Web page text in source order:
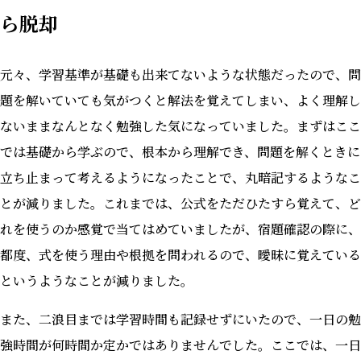
ら脱却
元々、学習基準が基礎も出来てないような状態だったので、問
題を解いていても気がつくと解法を覚えてしまい、よく理解し
ないままなんとなく勉強した気になっていました。まずはここ
では基礎から学ぶので、根本から理解でき、問題を解くときに
立ち止まって考えるようになったことで、丸暗記するようなこ
とが減りました。これまでは、公式をただひたすら覚えて、ど
れを使うのか感覚で当てはめていましたが、宿題確認の際に、
都度、式を使う理由や根拠を問われるので、曖昧に覚えている
というようなことが減りました。
また、二浪目までは学習時間も記録せずにいたので、一日の勉
強時間が何時間か定かではありませんでした。ここでは、一日